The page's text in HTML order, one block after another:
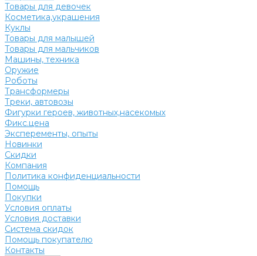
Товары для девочек
Косметика,украшения
Куклы
Товары для малышей
Товары для мальчиков
Машины, техника
Оружие
Роботы
Трансформеры
Треки, автовозы
Фигурки героев, животных,насекомых
Фикс.цена
Эксперементы, опыты
Новинки
Скидки
Компания
Политика конфиденциальности
Помощь
Покупки
Условия оплаты
Условия доставки
Система скидок
Помощь покупателю
Контакты